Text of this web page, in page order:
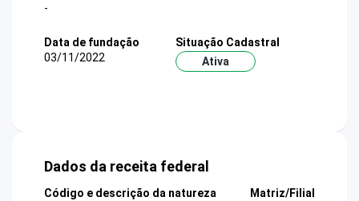
-
Data de fundação
03/11/2022
Situação Cadastral
Ativa
Dados da receita federal
Código e descrição da natureza
Matriz/Filial